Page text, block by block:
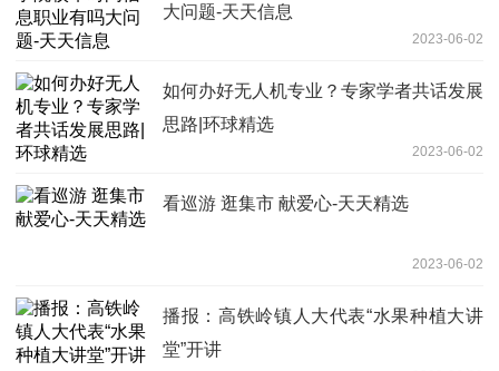
大问题-天天信息
2023-06-02
如何办好无人机专业？专家学者共话发展
思路|环球精选
2023-06-02
看巡游 逛集市 献爱心-天天精选
2023-06-02
播报：高铁岭镇人大代表“水果种植大讲
堂”开讲 ​